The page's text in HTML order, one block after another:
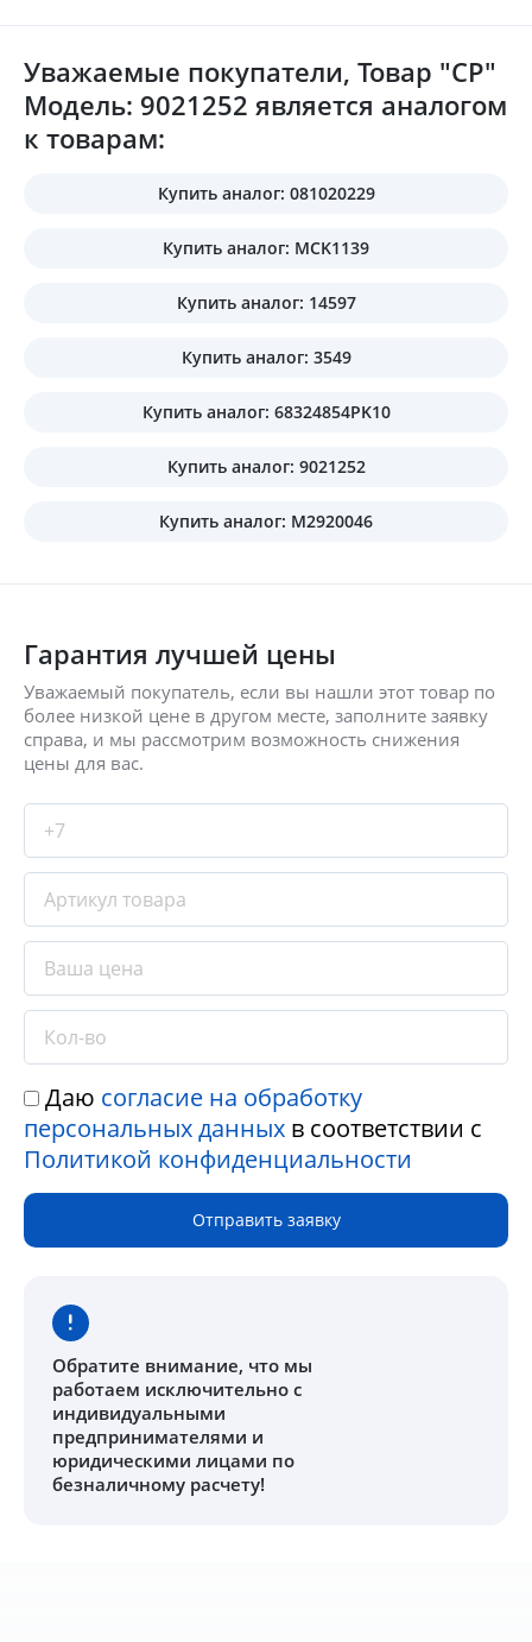
Уважаемые покупатели, Товар "CP"
Модель: 9021252 является аналогом
к товарам:
Купить аналог: 081020229
Купить аналог: MCK1139
Купить аналог: 14597
Купить аналог: 3549
Купить аналог: 68324854PK10
Купить аналог: 9021252
Купить аналог: M2920046
Гарантия лучшей цены
Уважаемый покупатель, если вы нашли этот товар по
более низкой цене в другом месте, заполните заявку
справа, и мы рассмотрим возможность снижения
цены для вас.
Даю согласие на обработку
персональных данных в соответствии с
Политикой конфиденциальности
Отправить заявку
Обратите внимание, что мы
работаем исключительно с
индивидуальными
предпринимателями и
юридическими лицами по
безналичному расчету!